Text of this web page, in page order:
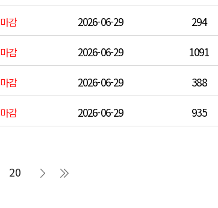
마감 2026-06-29
294
마감 2026-06-29
1091
마감 2026-06-29
388
마감 2026-06-29 935
20